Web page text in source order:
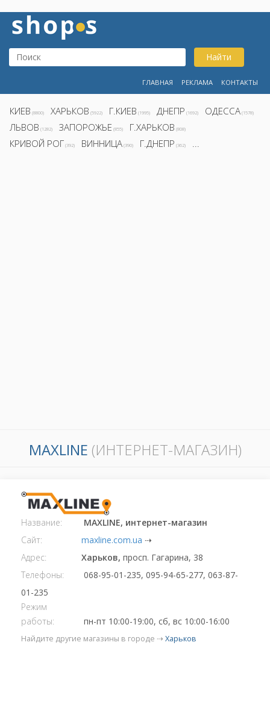
Найти
ГЛАВНАЯ РЕКЛАМА КОНТАКТЫ
КИЕВ (8800) ХАРЬКОВ (5922) Г.КИЕВ (1995) ДНЕПР (1692) ОДЕССА (1578)
ЛЬВОВ (1282) ЗАПОРОЖЬЕ (855) Г.ХАРЬКОВ (808)
КРИВОЙ РОГ (392) ВИННИЦА (390) Г.ДНЕПР (362) ...
MAXLINE (ИНТЕРНЕТ-МАГАЗИН)
Название:
MAXLINE, интернет-магазин
Сайт:
maxline.com.ua ⇢
Адрес:
Харьков, просп. Гагарина, 38
Телефоны:
068-95-01-235, 095-94-65-277, 063-87-
01-235
Режим
работы:
пн-пт 10:00-19:00, сб, вс 10:00-16:00
Найдите другие магазины в городе ⇢ Харьков